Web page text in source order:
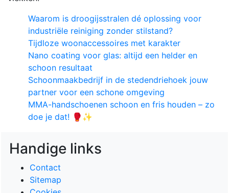
Waarom is droogijsstralen dé oplossing voor
industriële reiniging zonder stilstand?
Tijdloze woonaccessoires met karakter
Nano coating voor glas: altijd een helder en
schoon resultaat
Schoonmaakbedrijf in de stedendriehoek jouw
partner voor een schone omgeving
MMA-handschoenen schoon en fris houden – zo
doe je dat! 🥊✨
Handige links
Contact
Sitemap